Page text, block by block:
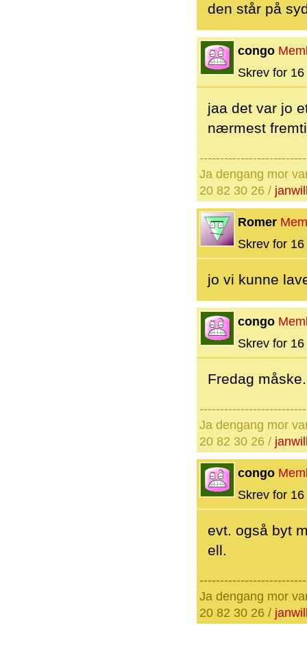
den står på
congo
Skrev for
jaa det var jo
nærmest
Ja dengang mor
20 82 30 26 /
Romer
Skrev for
jo vi kunne
congo
Skrev for
Fredag
Ja dengang mor
20 82 30 26 /
congo
Skrev for
evt. også byt
ell.
Ja dengang mor
20 82 30 26 /